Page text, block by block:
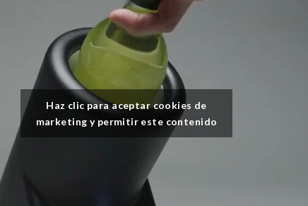
Haz clic para aceptar cookies de
marketing y permitir este contenido